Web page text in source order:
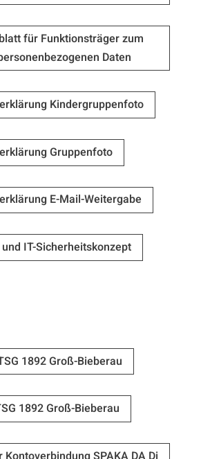
für Funktionsträger zum
Daten
Kindergruppenfoto
Gruppenfoto
E-Mail-Weitergabe
IT-Sicherheitskonzept
1892 Groß-Bieberau
1892 Groß-Bieberau